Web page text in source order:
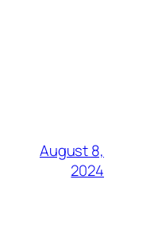
August 8,
2024